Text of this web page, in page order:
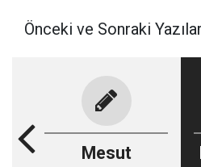
Önceki ve Sonraki Yazılar
Mesut